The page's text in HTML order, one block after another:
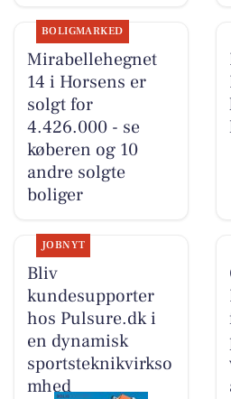
BOLIGMARKED
Mirabellehegnet
14 i Horsens er
solgt for
4.426.000 - se
køberen og 10
andre solgte
boliger
JOBNYT
Bliv
kundesupporter
hos Pulsure.dk i
en dynamisk
sportsteknikvirkso
mhed